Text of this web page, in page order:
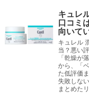
キュレ
口コミ
向いて
キュレル
当？悪い
「乾燥が
から、「
た低評価
失敗しな
まとめた